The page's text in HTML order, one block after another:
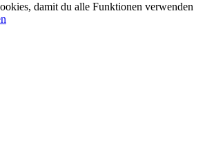
damit du alle Funktionen verwenden